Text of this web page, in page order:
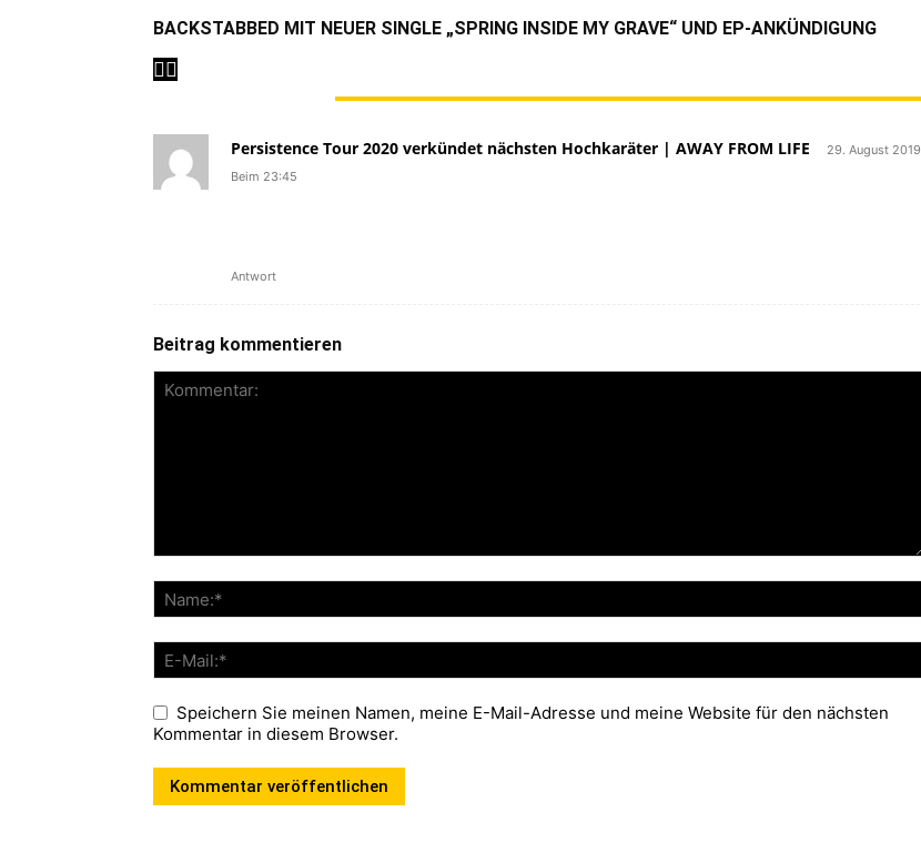
BACKSTABBED MIT NEUER SINGLE „SPRING INSIDE MY GRAVE“ UND EP-ANKÜNDIGUNG
Persistence Tour 2020 verkündet nächsten Hochkaräter | AWAY FROM LIFE
29. August 2019
Beim 23:45
Antwort
Beitrag kommentieren
Speichern Sie meinen Namen, meine E-Mail-Adresse und meine Website für den nächsten
Kommentar in diesem Browser.